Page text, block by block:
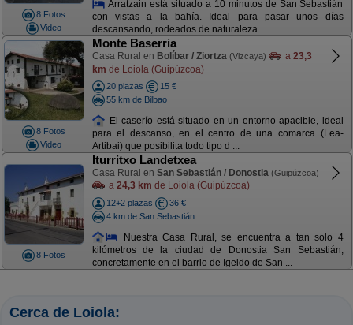
8 Fotos
Video
Arratzain está situado a 10 minutos de San Sebastián
con vistas a la bahía. Ideal para pasar unos días
descansando, rodeados de naturaleza. ...
8 Fotos
Video
Monte Baserria
Casa Rural en Bolíbar / Ziortza (Vizcaya) a 23,3
km de Loiola (Guipúzcoa)
20 plazas
15 €
55 km de Bilbao
El caserío está situado en un entorno apacible, ideal
para el descanso, en el centro de una comarca (Lea-
Artibai) que posibilita todo tipo d ...
8 Fotos
Iturritxo Landetxea
Casa Rural en San Sebastián / Donostia (Guipúzcoa)
a 24,3 km de Loiola (Guipúzcoa)
12+2 plazas
36 €
4 km de San Sebastián
Nuestra Casa Rural, se encuentra a tan solo 4
kilómetros de la ciudad de Donostia San Sebastián,
concretamente en el barrio de Igeldo de San ...
Cerca de Loiola: